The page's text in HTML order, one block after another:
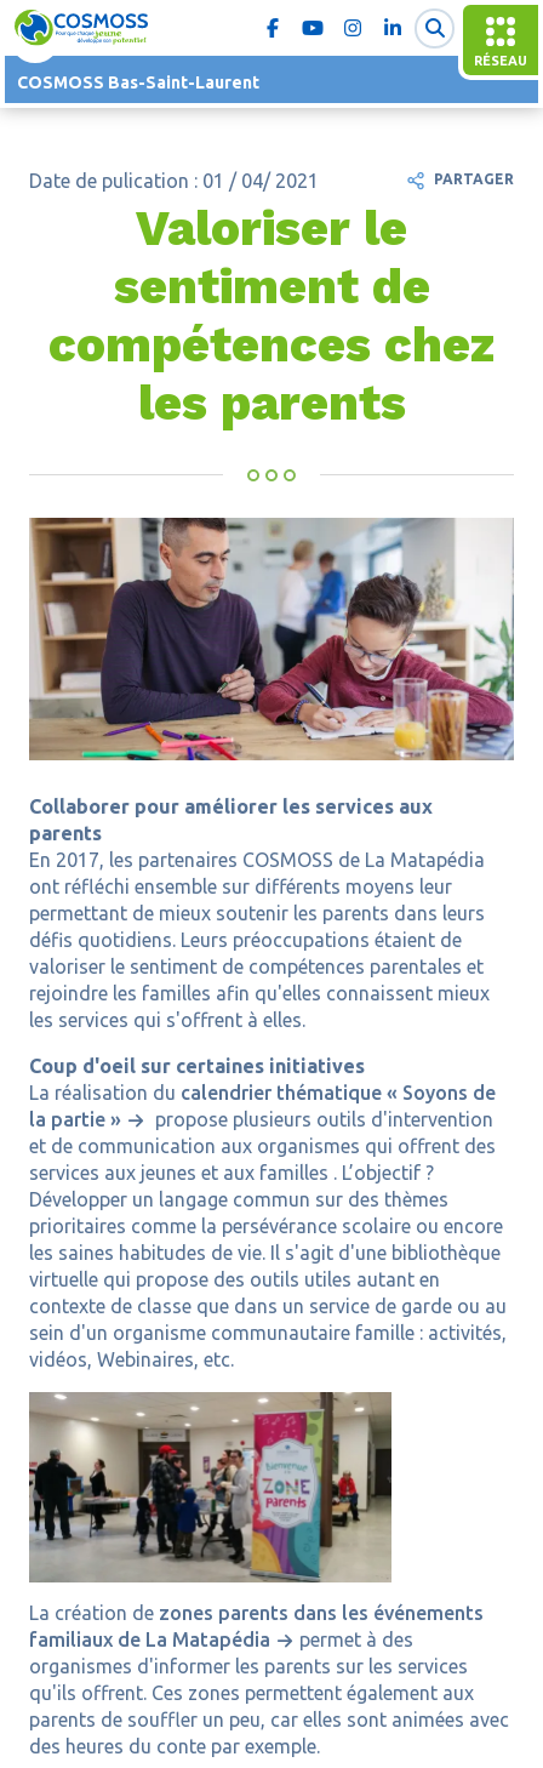
RÉSEAU
COSMOSS Bas-Saint-Laurent
Date de pulication : 01 / 04/ 2021
Valoriser le
sentiment de
compétences chez
les parents
Collaborer pour améliorer les services aux
parents
En 2017, les partenaires COSMOSS de La Matapédia
ont réfléchi ensemble sur différents moyens leur
permettant de mieux soutenir les parents dans leurs
défis quotidiens. Leurs préoccupations étaient de
valoriser le sentiment de compétences parentales et
rejoindre les familles afin qu'elles connaissent mieux
les services qui s'offrent à elles.
Coup d'oeil sur certaines initiatives
La réalisation du calendrier thématique « Soyons de
la partie »
propose plusieurs outils d'intervention
et de communication aux organismes qui offrent des
services aux jeunes et aux familles . L’objectif ?
Développer un langage commun sur des thèmes
prioritaires comme la persévérance scolaire ou encore
les saines habitudes de vie. Il s'agit d'une bibliothèque
virtuelle qui propose des outils utiles autant en
contexte de classe que dans un service de garde ou au
sein d'un organisme communautaire famille : activités,
vidéos, Webinaires, etc.
La création de zones parents dans les événements
familiaux de La Matapédia
permet à des
organismes d'informer les parents sur les services
qu'ils offrent. Ces zones permettent également aux
parents de souffler un peu, car elles sont animées avec
des heures du conte par exemple.
PARTAGER